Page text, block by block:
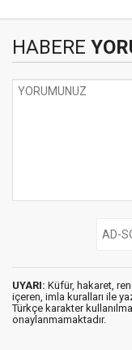
HABERE
UYARI: Küfür, hakaret,
içeren, imla kuralları ile
Türkçe karakter
onaylanmamaktadır.